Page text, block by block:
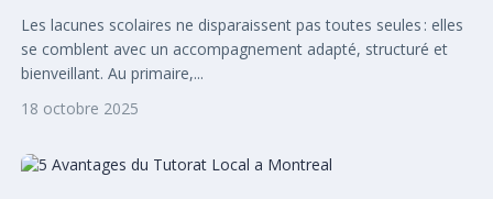
Les lacunes scolaires ne disparaissent pas toutes seules : elles
se comblent avec un accompagnement adapté, structuré et
bienveillant. Au primaire,...
18 octobre 2025